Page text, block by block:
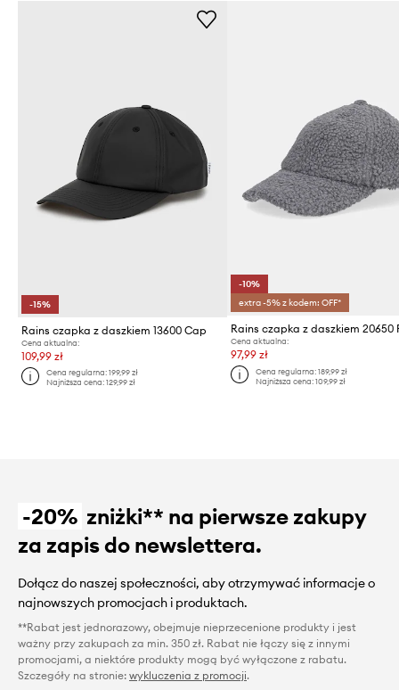
-15%
Rains czapka z daszkiem 13600 Cap
Cena aktualna:
109,99 zł
Cena regularna:199,99 zł
Najniższa cena:129,99 zł
-10%
extra -5% z kodem: OFF*
Cena aktualna:
97,99 zł
Cena regularna: 189,99 zł
Najniższa cena: 109,99 zł
-20% zniżki** na pierwsze zakupy
za zapis do newslettera.
Dołącz do naszej społeczności, aby otrzymywać informacje o
najnowszych promocjach i produktach.
**Rabat jest jednorazowy, obejmuje nieprzecenione produkty i jest
ważny przy zakupach za min. 350 zł. Rabat nie łączy się z innymi
promocjami, a niektóre produkty mogą być wyłączone z rabatu.
Szczegóły na stronie: wykluczenia z promocji.